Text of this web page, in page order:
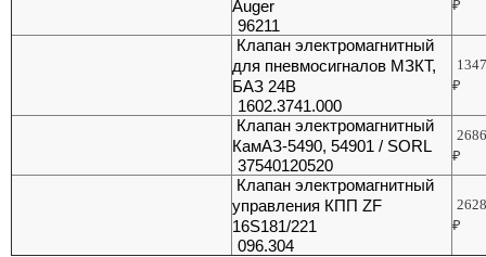
Auger
96211
₽
Клапан электромагнитный
для пневмосигналов МЗКТ,
БАЗ 24В
1602.3741.000
₽
Клапан электромагнитный
КамАЗ-5490, 54901 / SORL
37540120520
₽
Клапан электромагнитный
управления КПП ZF
16S181/221
096.304
₽